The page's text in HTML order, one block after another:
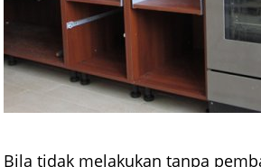
Bila tidak melakukan tanpa